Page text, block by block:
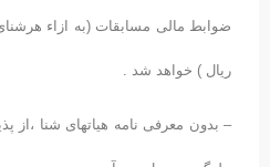
) خواهد شد .
بدون معرفی نامه هیاتهای شنا ،از پذیرش